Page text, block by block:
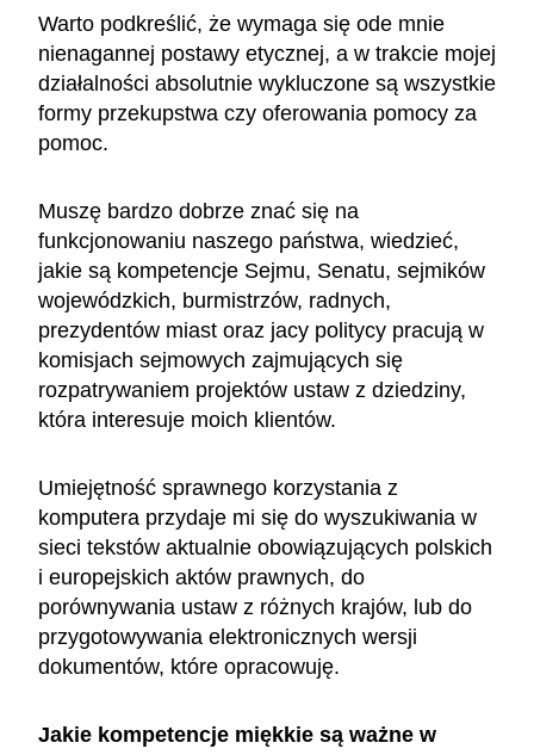
Warto podkreślić, że wymaga się ode mnie
nienagannej postawy etycznej, a w trakcie mojej
działalności absolutnie wykluczone są wszystkie
formy przekupstwa czy oferowania pomocy za
pomoc.
Muszę bardzo dobrze znać się na
funkcjonowaniu naszego państwa, wiedzieć,
jakie są kompetencje Sejmu, Senatu, sejmików
wojewódzkich, burmistrzów, radnych,
prezydentów miast oraz jacy politycy pracują w
komisjach sejmowych zajmujących się
rozpatrywaniem projektów ustaw z dziedziny,
która interesuje moich klientów.
Umiejętność sprawnego korzystania z
komputera przydaje mi się do wyszukiwania w
sieci tekstów aktualnie obowiązujących polskich
i europejskich aktów prawnych, do
porównywania ustaw z różnych krajów, lub do
przygotowywania elektronicznych wersji
dokumentów, które opracowuję.
Jakie kompetencje miękkie są ważne w